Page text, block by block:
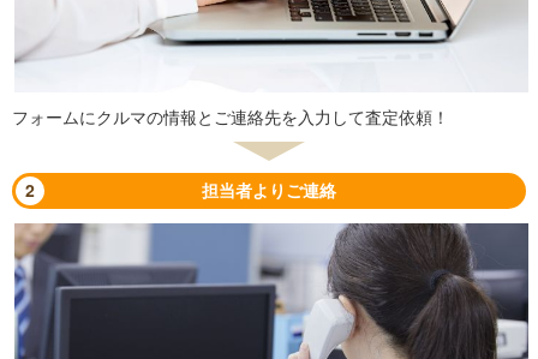
フォームにクルマの情報とご連絡先を入力して査定依頼！
2 担当者よりご連絡